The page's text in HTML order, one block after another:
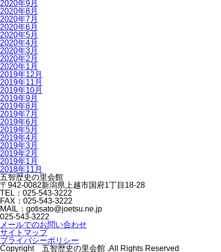
2020年9月
2020年8月
2020年7月
2020年6月
2020年5月
2020年4月
2020年3月
2020年2月
2020年1月
2019年12月
2019年11月
2019年10月
2019年9月
2019年8月
2019年7月
2019年6月
2019年5月
2019年4月
2019年3月
2019年2月
2019年1月
2018年11月
五智歴史の里会館
〒942-0082新潟県上越市国府1丁目18-28
TEL：025-543-3222
FAX：025-543-3222
MAIL：gotisato@joetsu.ne.jp
025-543-3222
メールでのお問い合わせ
サイトマップ
プライバシーポリシー
Copyright 五智歴史の里会館 .All Rights Reserved